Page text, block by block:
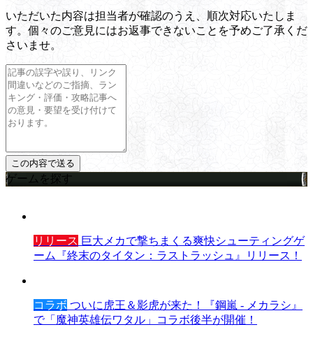
いただいた内容は担当者が確認のうえ、順次対応いたしま
す。個々のご意見にはお返事できないことを予めご了承くだ
さいませ。
ゲームを探す
リリース 巨大メカで撃ちまくる爽快シューティングゲ
ーム『終末のタイタン：ラストラッシュ』リリース！
コラボ ついに虎王＆影虎が来た！『鋼嵐 - メカラシ』
で「魔神英雄伝ワタル」コラボ後半が開催！